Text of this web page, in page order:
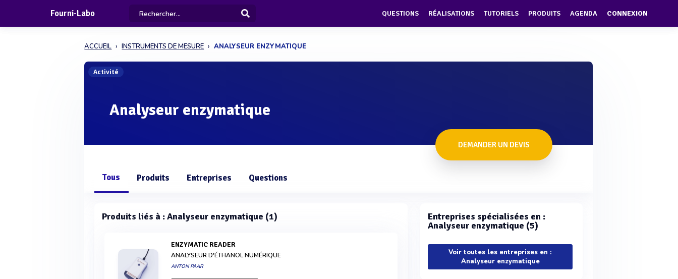
Fourni-Labo QUESTIONS RÉALISATIONS TUTORIELS PRODUITS AGENDA CONNEXION
ACCUEIL INSTRUMENTS DE MESURE ANALYSEUR ENZYMATIQUE
Activité
Analyseur enzymatique
DEMANDER UN DEVIS
Tous Produits Entreprises Questions
Produits liés à : Analyseur enzymatique (1)
ENZYMATIC READER
ANALYSEUR D'ÉTHANOL NUMÉRIQUE
ANTON PAAR
Entreprises spécialisées en :
Analyseur enzymatique (5)
Voir toutes les entreprises en :
Analyseur enzymatique